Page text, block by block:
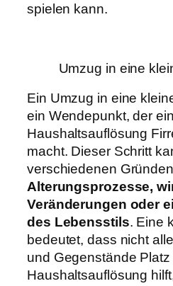
spielen kann.
Umzug in eine
Ein Umzug in eine
ein Wendepunkt, der
Haushaltsauflösung
macht. Dieser Schritt
verschiedenen
Alterungsprozesse,
Veränderungen oder
des Lebensstils. Eine
bedeutet, dass nicht
und Gegenstände
Haushaltsauflösung